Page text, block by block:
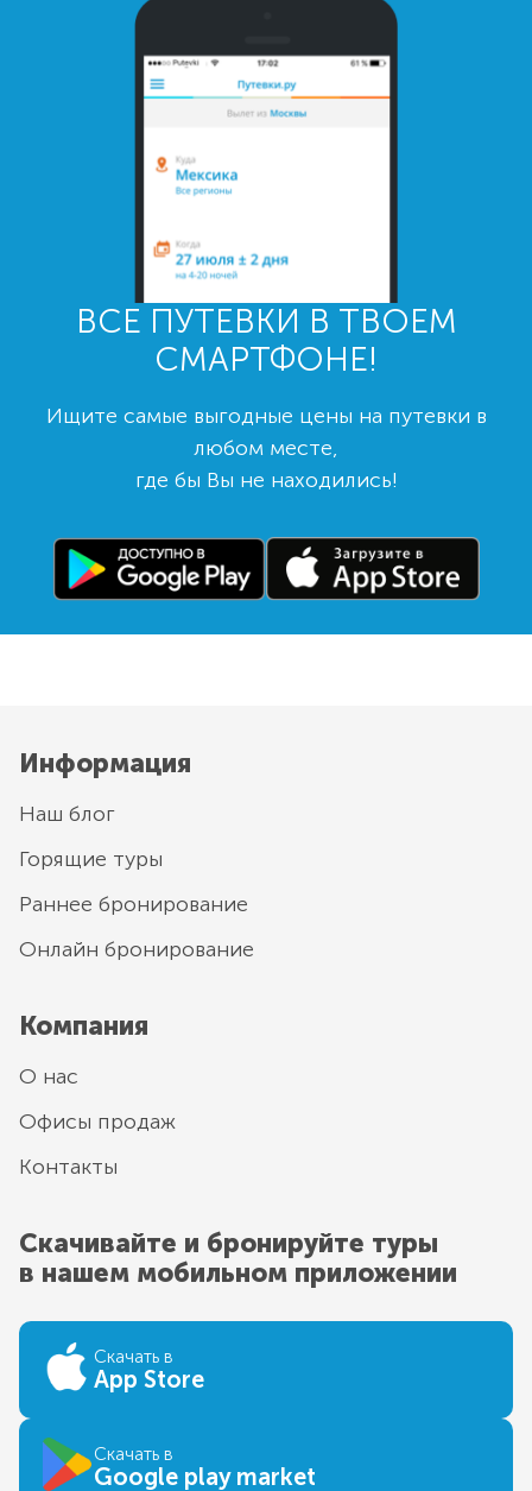
ВСЕ ПУТЕВКИ В ТВОЕМ
СМАРТФОНЕ!
Ищите самые выгодные цены на путевки в
любом месте,
где бы Вы не находились!
Информация
Наш блог
Горящие туры
Раннее бронирование
Онлайн бронирование
Компания
О нас
Офисы продаж
Контакты
Скачивайте и бронируйте туры
в нашем мобильном приложении
Скачать в
App Store
Скачать в
Google play market